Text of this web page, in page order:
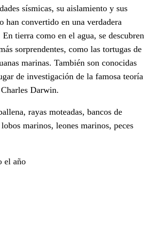
sísmicas, su aislamiento y sus
han convertido en una verdadera
tierra como en el agua, se descubren
sorprendentes, como las tortugas de
marinas. También son conocidas
de investigación de la famosa teoría
Darwin.
rayas moteadas, bancos de
marinos, leones marinos, peces
el año